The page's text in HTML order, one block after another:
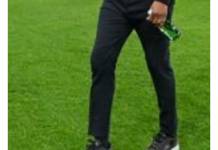
Robe di Kappa x Genoa
Vintage Collection
Red&Blue Voices
Kids
Accessori